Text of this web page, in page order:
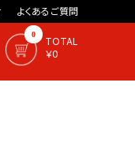
よくあるご質問
0
TOTAL
￥0